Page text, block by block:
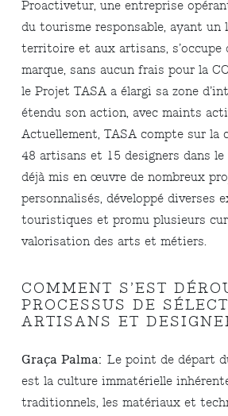
Proactivetur, une entreprise
du tourisme responsable, ayant un
territoire et aux artisans, s’occupe
marque, sans aucun frais pour la
le Projet TASA a élargi sa zone
étendu son action, avec maints
Actuellement, TASA compte sur la
48 artisans et 15 designers dans le
déjà mis en œuvre de nombreux
personnalisés, développé diverses
touristiques et promu plusieurs
valorisation des arts et métiers.
COMMENT S’EST
PROCESSUS DE
ARTISANS ET
Graça Palma: Le point de départ
est la culture immatérielle
traditionnels, les matériaux et